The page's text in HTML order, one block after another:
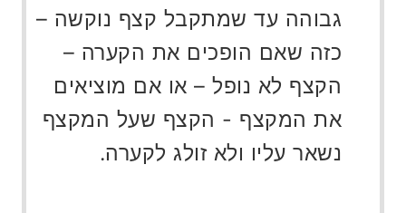
גבוהה עד שמתקבל קצף נוקשה –
כזה שאם הופכים את הקערה –
הקצף לא נופל – או אם מוציאים
את המקצף - הקצף שעל המקצף
נשאר עליו ולא זולג לקערה.